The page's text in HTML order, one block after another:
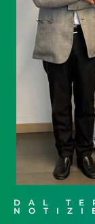
DAL